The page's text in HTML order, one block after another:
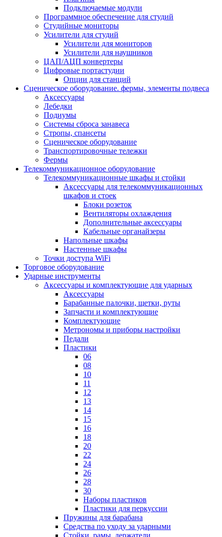
Подключаемые модули
Программное обеспечение для студий
Студийные мониторы
Усилители для студий
Усилители для мониторов
Усилители для наушников
ЦАП/АЦП конвертеры
Цифровые портастудии
Опции для станций
Сценическое оборудование. фермы, элементы подвеса
Аксессуары
Лебедки
Подиумы
Системы сброса занавеса
Стропы, спансеты
Сценическое оборудование
Транспортировочные тележки
Фермы
Телекоммуникационное оборудование
Телекоммуникационные шкафы и стойки
Аксессуары для телекоммуникационных
шкафов и стоек
Блоки розеток
Вентиляторы охлаждения
Дополнительные аксессуары
Кабельные органайзеры
Напольные шкафы
Настенные шкафы
Точки доступа WiFi
Торговое оборудование
Ударные инструменты
Аксессуары и комплектующие для ударных
Аксессуары
Барабанные палочки, щетки, руты
Запчасти и комплектующие
Комплектующие
Метрономы и приборы настройки
Педали
Пластики
06
08
10
11
12
13
14
15
16
18
20
22
24
26
28
30
Наборы пластиков
Пластики для перкуссии
Пружины для барабана
Средства по уходу за ударными
Стойки, рамы, держатели